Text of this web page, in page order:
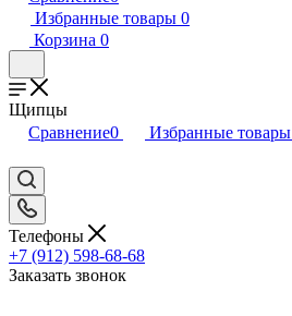
Избранные товары 0
Корзина 0
Щипцы
Сравнение0 Избранные товары
Телефоны
+7 (912) 598-68-68
Заказать звонок